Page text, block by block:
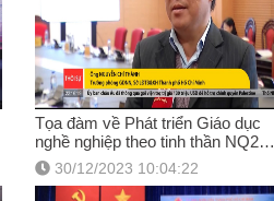
Tọa đàm về Phát triển Giáo dục
nghề nghiệp theo tinh thần NQ29
của Trung ương
30/12/2023 10:04:22